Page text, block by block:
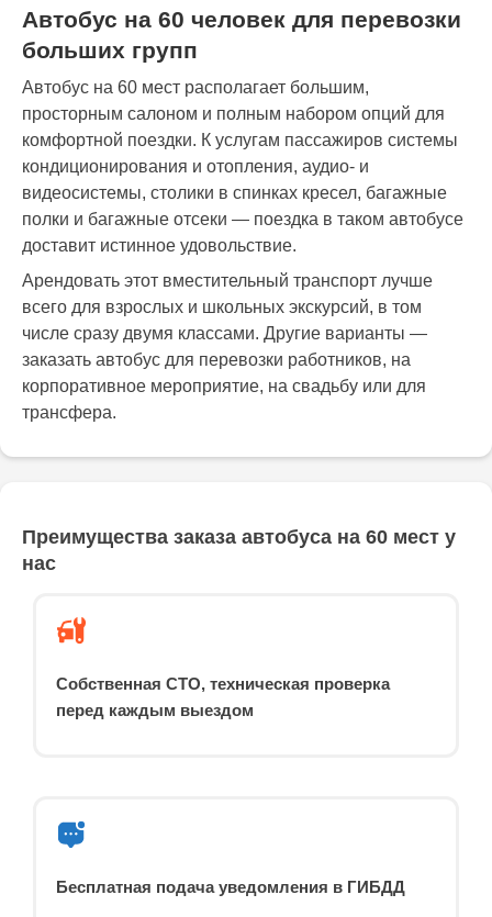
Автобус на 60 человек для перевозки
больших групп
Автобус на 60 мест располагает большим,
просторным салоном и полным набором опций для
комфортной поездки. К услугам пассажиров системы
кондиционирования и отопления, аудио- и
видеосистемы, столики в спинках кресел, багажные
полки и багажные отсеки — поездка в таком автобусе
доставит истинное удовольствие.
Арендовать этот вместительный транспорт лучше
всего для взрослых и школьных экскурсий, в том
числе сразу двумя классами. Другие варианты —
заказать автобус для перевозки работников, на
корпоративное мероприятие, на свадьбу или для
трансфера.
Преимущества заказа автобуса на 60 мест у
нас
Собственная СТО, техническая проверка
перед каждым выездом
Бесплатная подача уведомления в ГИБДД